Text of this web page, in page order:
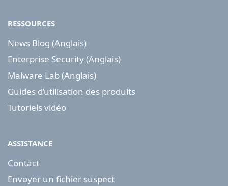
RESSOURCES
News Blog (Anglais)
Enterprise Security (Anglais)
Malware Lab (Anglais)
Guides d’utilisation des produits
Tutoriels vidéo
ASSISTANCE
Contact
Envoyer un fichier suspect